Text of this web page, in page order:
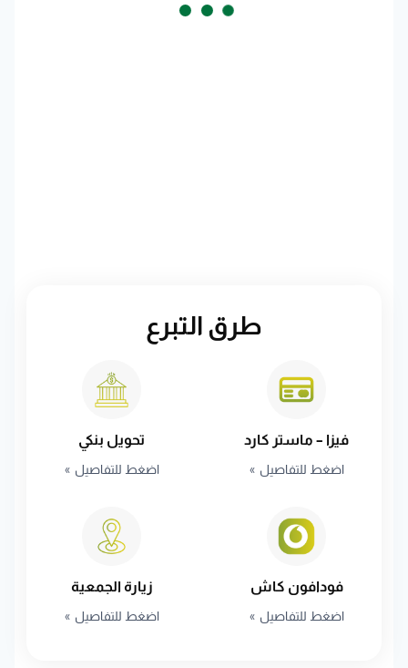
طرق التبرع
فيزا – ماستر كارد
اضغط للتفاصيل
تحويل بنكي
اضغط للتفاصيل
فودافون كاش
اضغط للتفاصيل
زيارة الجمعية
اضغط للتفاصيل